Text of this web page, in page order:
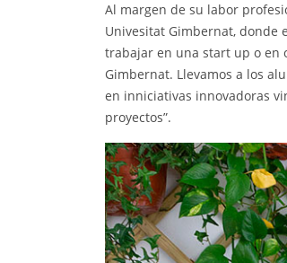
Al margen de su labor
Univesitat Gimbernat, donde
trabajar en una start up o en
Gimbernat. Llevamos a los
en inniciativas innovadoras
proyectos”.